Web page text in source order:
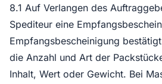
8.1 Auf Verlangen des
Spediteur eine
Empfangsbescheinigung
die Anzahl und Art der
Inhalt, Wert oder Gewicht. Bei